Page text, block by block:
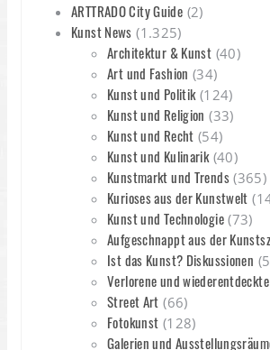
ARTTRADO City Guide (2)
Kunst News (1.325)
Architektur & Kunst (40)
Art und Fashion (34)
Kunst und Politik(124)
Kunst und Religion (33)
Kunst und Recht (54)
Kunst und Kulinarik(40)
Kunstmarkt und Trends(365)
Kurioses aus der Kunstwelt
Kunst und Technologie(73)
Aufgeschnappt aus der
Ist das Kunst? Diskussionen
Verlorene und
Street Art (66)
Fotokunst (128)
Galerien und